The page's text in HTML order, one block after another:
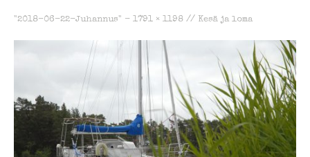
"2018-06-22-Juhannus" - 1791 × 1198 // Kesä ja loma